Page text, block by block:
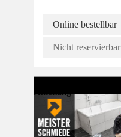
Online bestellbar
Nicht reservierbar